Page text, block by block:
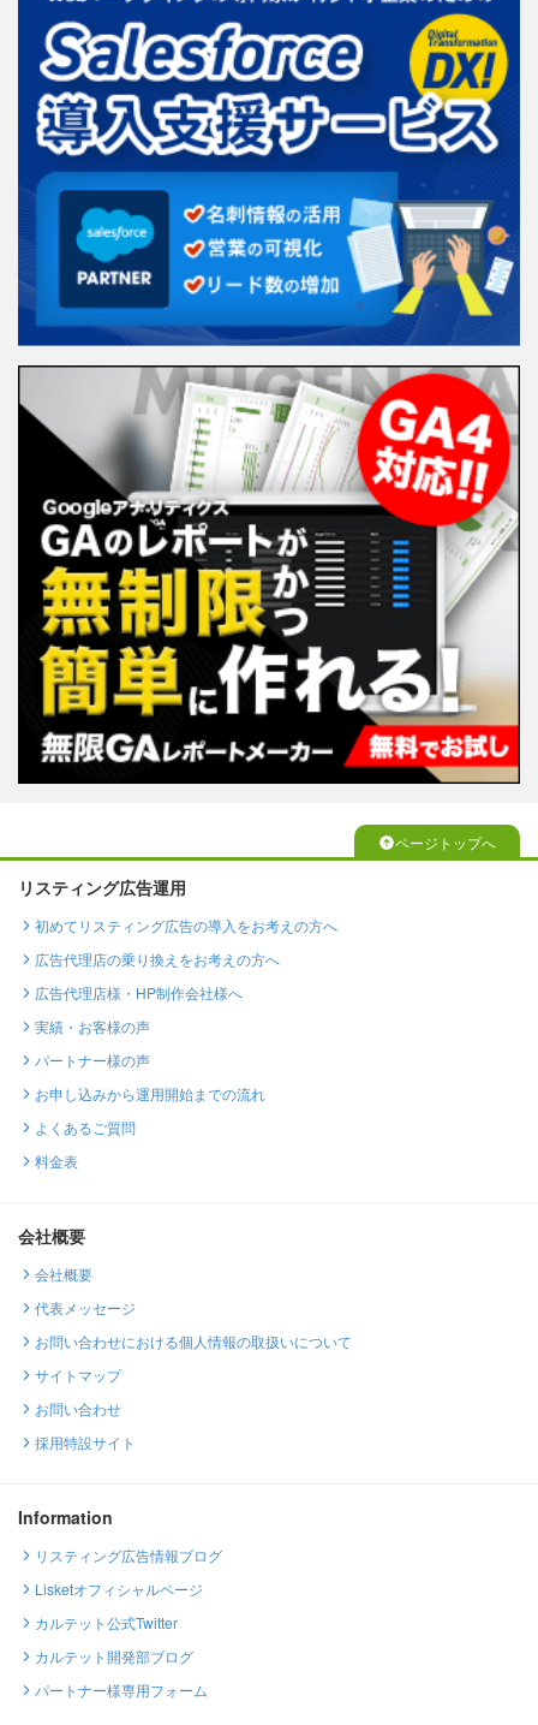
ページトップへ
リスティング広告運用
初めてリスティング広告の導入をお考えの方へ
広告代理店の乗り換えをお考えの方へ
広告代理店様・HP制作会社様へ
実績・お客様の声
パートナー様の声
お申し込みから運用開始までの流れ
よくあるご質問
料金表
会社概要
会社概要
代表メッセージ
お問い合わせにおける個人情報の取扱いについて
サイトマップ
お問い合わせ
採用特設サイト
Information
リスティング広告情報ブログ
Lisketオフィシャルページ
カルテット公式Twitter
カルテット開発部ブログ
パートナー様専用フォーム